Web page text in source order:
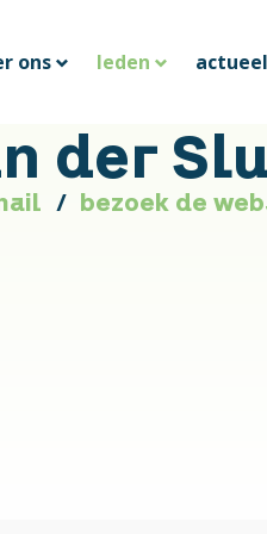
ons leden actueel
der
bezoek de